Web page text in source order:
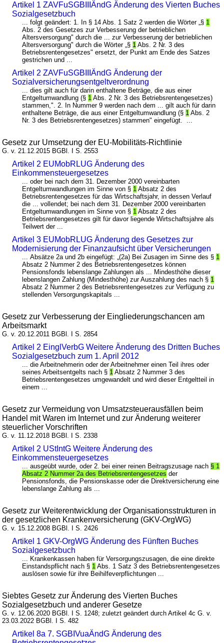
Artikel 1 ZAVFuSGBIIIÄndG Änderung des Vierten Buches
Sozialgesetzbuch
... folgt geändert: 1. In § 14 Abs. 1 Satz 2 werden die Wörter „§ 1
Abs. 2 des Gesetzes zur Verbesserung der betrieblichen
Altersversorgung" durch die ... zur Verbesserung der betrieblichen
Altersversorgung" durch die Wörter „§ 1 Abs. 2 Nr. 3 des
Betriebsrentengesetzes" ersetzt, der Punkt am Ende des Satzes
gestrichen und ...
Artikel 2 ZAVFuSGBIIIÄndG Änderung der
Sozialversicherungsentgeltverordnung
... dies gilt auch für darin enthaltene Beträge, die aus einer
Entgeltumwandlung (§ 1 Abs. 2 Nr. 3 des Betriebsrentengesetzes)
stammen,". 2. In Nummer 9 werden nach dem ... gilt auch für darin
enthaltene Beträge, die aus einer Entgeltumwandlung (§ 1 Abs. 2
Nr. 3 des Betriebsrentengesetzes) stammen" eingefügt. ...
Gesetz zur Umsetzung der EU-Mobilitäts-Richtlinie
G. v. 21.12.2015 BGBl. I S. 2553
Artikel 2 EUMobRLUG Änderung des
Einkommensteuergesetzes
... oder bei nach dem 31. Dezember 2000 vereinbarten
Entgeltumwandlungen im Sinne von § 1 Absatz 2 des
Betriebsrentengesetzes für das Wirtschaftsjahr, in dessen Verlauf
die ... vollendet; bei nach dem 31. Dezember 2000 vereinbarten
Entgeltumwandlungen im Sinne von § 1 Absatz 2 des
Betriebsrentengesetzes gilt für davor liegende Wirtschaftsjahre als
Teilwert der ...
Artikel 3 EUMobRLUG Änderung des Gesetzes zur
Modernisierung der Finanzaufsicht über Versicherungen
... Absätze 2a und 2b eingefügt: „(2a) Bei Zusagen im Sinne des § 1
Absatz 2 Nummer 2 des Betriebsrentengesetzes können
Pensionsfonds lebenslange Zahlungen als ... Mindesthöhe dieser
lebenslangen Zahlung (Mindesthöhe) zur Auszahlung des nach § 1
Absatz 2 Nummer 2 des Betriebsrentengesetzes zur Verfügung zu
stellenden Versorgungskapitals ...
Gesetz zur Verbesserung der Eingliederungschancen am
Arbeitsmarkt
G. v. 20.12.2011 BGBl. I S. 2854
Artikel 2 EinglVerbG Weitere Änderung des Dritten Buches
Sozialgesetzbuch zum 1. April 2012
... die Arbeitnehmerin oder der Arbeitnehmer einen Teil ihres oder
seines Arbeitsentgelts nach § 1 Absatz 2 Nummer 3 des
Betriebsrentengesetzes umgewandelt und wird dieser Entgeltteil in
einem ...
Gesetz zur Vermeidung von Umsatzsteuerausfällen beim
Handel mit Waren im Internet und zur Änderung weiterer
steuerlicher Vorschriften
G. v. 11.12.2018 BGBl. I S. 2338
Artikel 2 UStIntG Weitere Änderung des
Einkommensteuergesetzes
... ausgeübt wurde, oder 2. bei einer reinen Beitragszusage nach § 1
Absatz 2 Nummer 2a des Betriebsrentengesetzes der
Pensionsfonds, die Pensionskasse oder die Direktversicherung eine
lebenslange Zahlung als ...
Gesetz zur Weiterentwicklung der Organisationsstrukturen in
der gesetzlichen Krankenversicherung (GKV-OrgWG)
G. v. 15.12.2008 BGBl. I S. 2426
Artikel 1 GKV-OrgWG Änderung des Fünften Buches
Sozialgesetzbuch
... Krankenkassen haben für Versorgungszusagen, die eine direkte
Einstandspflicht nach § 1 Abs. 1 Satz 3 des Betriebsrentengesetzes
auslösen sowie für ihre Beihilfeverpflichtungen ...
Siebtes Gesetz zur Änderung des Vierten Buches
Sozialgesetzbuch und anderer Gesetze
G. v. 12.06.2020 BGBl. I S. 1248; zuletzt geändert durch Artikel 4c G. v.
23.03.2022 BGBl. I S. 482
Artikel 8a 7. SGBIVuaÄndG Änderung des